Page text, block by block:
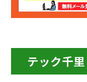
テック千